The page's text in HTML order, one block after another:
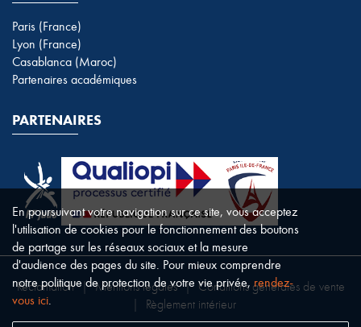
Paris (France)
Lyon (France)
Casablanca (Maroc)
Partenaires académiques
PARTENAIRES
Réclamation | Mentions légales | Conditions générales de vente
Règlement intérieur
En poursuivant votre navigation sur ce site, vous acceptez
l'utilisation de cookies pour le fonctionnement des boutons
de partage sur les réseaux sociaux et la mesure
d'audience des pages du site. Pour mieux comprendre
notre politique de protection de votre vie privée,rendez-
vous ici.